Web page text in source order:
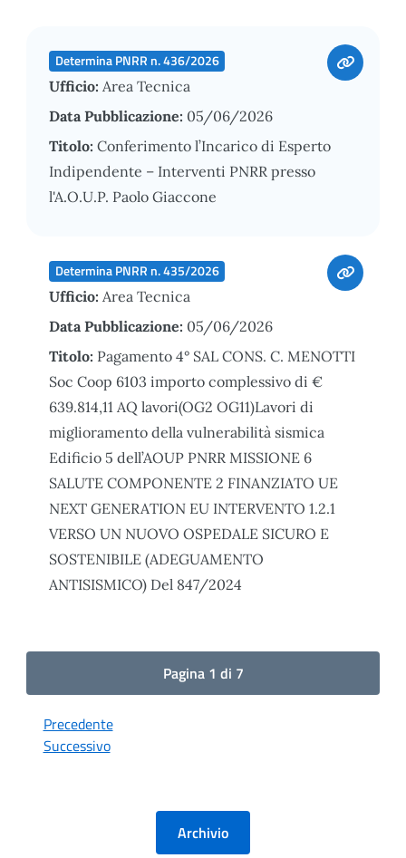
Determina PNRR n. 436/2026
Ufficio: Area Tecnica
Data Pubblicazione: 05/06/2026
Titolo: Conferimento l’Incarico di Esperto
Indipendente – Interventi PNRR presso
l'A.O.U.P. Paolo Giaccone
Determina PNRR n. 435/2026
Ufficio: Area Tecnica
Data Pubblicazione: 05/06/2026
Titolo: Pagamento 4° SAL CONS. C. MENOTTI
Soc Coop 6103 importo complessivo di €
639.814,11 AQ lavori(OG2 OG11)Lavori di
miglioramento della vulnerabilità sismica
Edificio 5 dell’AOUP PNRR MISSIONE 6
SALUTE COMPONENTE 2 FINANZIATO UE
NEXT GENERATION EU INTERVENTO 1.2.1
VERSO UN NUOVO OSPEDALE SICURO E
SOSTENIBILE (ADEGUAMENTO
ANTISISMICO) Del 847/2024
Pagina 1 di 7
Precedente
Successivo
Archivio